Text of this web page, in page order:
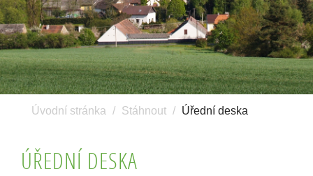
Úvodní stránka Stáhnout Úřední deska
ÚŘEDNÍ DESKA